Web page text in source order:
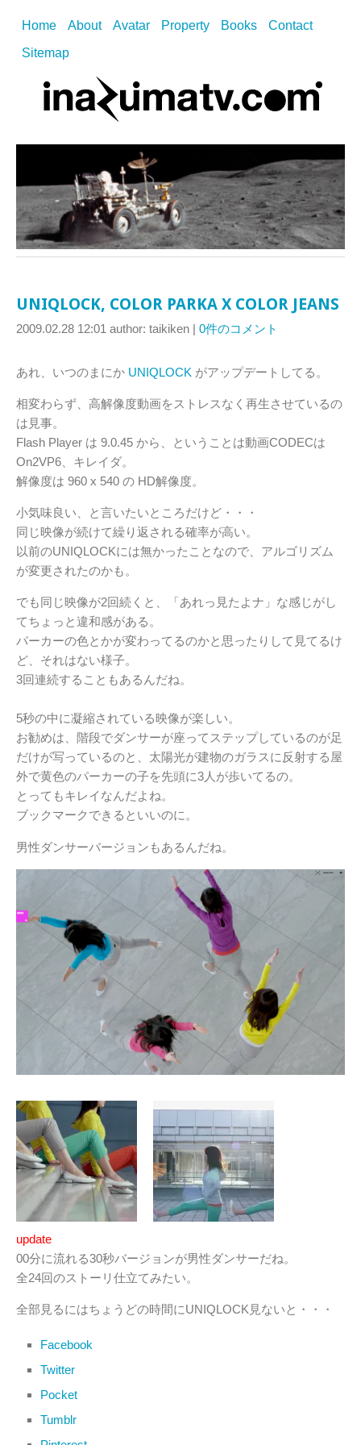
Home About Avatar Property Books
Contact
Sitemap
UNIQLOCK, COLOR PARKA X COLOR JEANS
2009.02.28 12:01 author: taikiken | 0件のコメント
あれ、いつのまにか UNIQLOCK がアップデートしてる。
相変わらず、高解像度動画をストレスなく再生させているの
は見事。
Flash Player は 9.0.45 から、ということは動画CODECは
On2VP6、キレイダ。
解像度は 960 x 540 の HD解像度。
小気味良い、と言いたいところだけど・・・
同じ映像が続けて繰り返される確率が高い。
以前のUNIQLOCKには無かったことなので、アルゴリズム
が変更されたのかも。
でも同じ映像が2回続くと、「あれっ見たよナ」な感じがし
てちょっと違和感がある。
パーカーの色とかが変わってるのかと思ったりして見てるけ
ど、それはない様子。
3回連続することもあるんだね。
5秒の中に凝縮されている映像が楽しい。
お勧めは、階段でダンサーが座ってステップしているのが足
だけが写っているのと、太陽光が建物のガラスに反射する屋
外で黄色のパーカーの子を先頭に3人が歩いてるの。
とってもキレイなんだよね。
ブックマークできるといいのに。
男性ダンサーバージョンもあるんだね。
update
00分に流れる30秒バージョンが男性ダンサーだね。
全24回のストーリ仕立てみたい。
全部見るにはちょうどの時間にUNIQLOCK見ないと・・・
Facebook
Twitter
Pocket
Tumblr